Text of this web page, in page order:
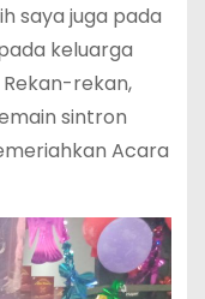
saya juga pada
keluarga
rekan,
sintron
Acara